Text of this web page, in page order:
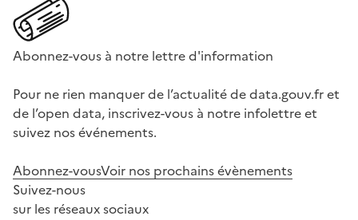
Abonnez-vous à notre lettre d'information
Pour ne rien manquer de l’actualité de data.gouv.fr et
de l’open data, inscrivez-vous à notre infolettre et
suivez nos événements.
Abonnez-vousVoir nos prochains évènements
Suivez-nous
sur les réseaux sociaux